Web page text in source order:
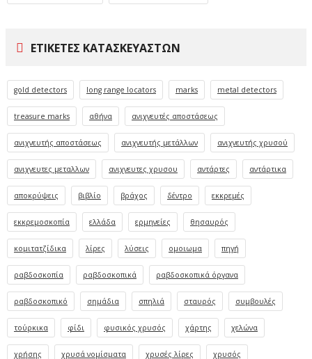
ΕΤΙΚΈΤΕΣ ΚΑΤΑΣΚΕΥΑΣΤΏΝ
gold detectors long range locators marks metal detectors
treasure marks αθήνα ανιχνευτές αποστάσεως
ανιχνευτής αποστάσεως ανιχνευτής μετάλλων ανιχνευτής χρυσού
ανιχνευτες μεταλλων ανιχνευτες χρυσου αντάρτες αντάρτικα
αποκρύψεις βιβλίο βράχος δέντρο εκκρεμές
εκκρεμοσκοπία ελλάδα ερμηνείες θησαυρός
κομιτατζίδικα λίρες λύσεις ομοιωμα πηγή
ραβδοσκοπία ραβδοσκοπικά ραβδοσκοπικά όργανα
ραβδοσκοπικό σημάδια σπηλιά σταυρός συμβουλές
τούρκικα φίδι φυσικός χρυσός χάρτης χελώνα
χρήσης χρυσά νομίσματα χρυσές λίρες χρυσός